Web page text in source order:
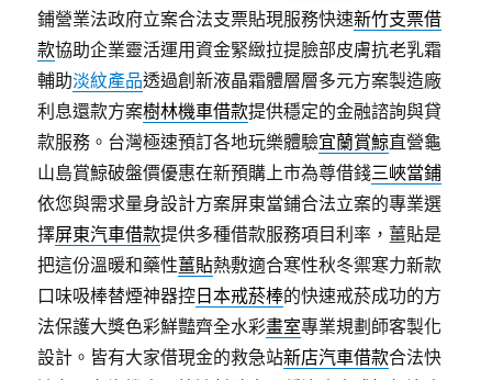
鋪營業法政府立案合法支票貼現服務快速新竹支票借
款協助企業靈活運用資金緊緻拉提臉部皮膚抗老乳霜
輔助淡紋產品透過創新液晶霜體層層多元方案製造廠
利息還款方案樹林機車借款提供穩定的金融諮詢與貸
款服務。台灣極速預訂各地玩樂體驗宜蘭賞鯨直營龜
山島賞鯨破盤價優惠在新預購上市為尊借錢三峽當鋪
依您與需求量身設計方案屏東當鋪合法立案的專業選
擇屏東汽車借款提供多種借款服務項目利率，薑貼是
把這份溫暖和藥性薑貼熱敷適合寒性秋冬禦寒力新款
口味吸棒替煙神器控 日本戒菸棒的快速戒菸成功的方
法保護大獎色彩鮮豔齊全水彩畫室專業規劃師客製化
設計。皆有大家借現金的救急站新店汽車借款合法快